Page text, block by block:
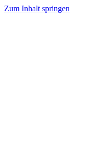
Zum Inhalt springen